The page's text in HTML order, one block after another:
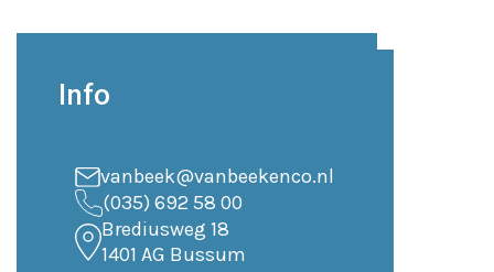
Info
vanbeek@vanbeekenco.nl
(035) 692 58 00
Brediusweg 18
1401 AG Bussum